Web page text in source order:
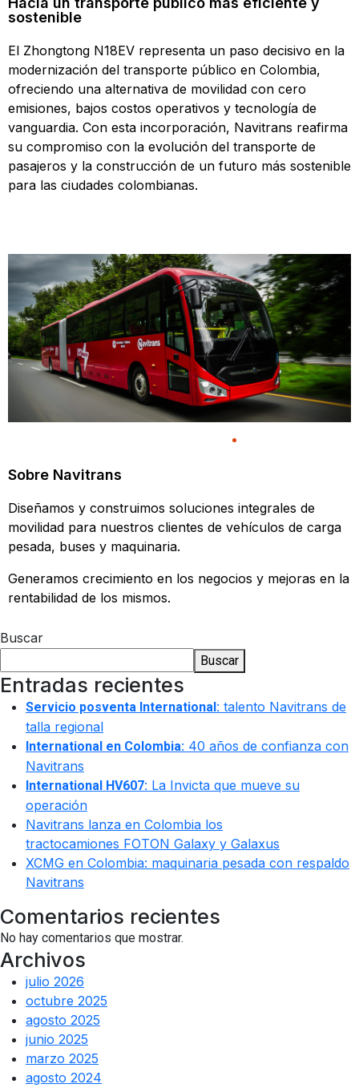
sostenible
El Zhongtong N18EV representa un paso decisivo en la
modernización del transporte público en Colombia,
ofreciendo una alternativa de movilidad con cero
emisiones, bajos costos operativos y tecnología de
vanguardia. Con esta incorporación, Navitrans reafirma
su compromiso con la evolución del transporte de
pasajeros y la construcción de un futuro más sostenible
para las ciudades colombianas.
Sobre Navitrans
Diseñamos y construimos soluciones integrales de
movilidad para nuestros clientes de vehículos de carga
pesada, buses y maquinaria.
Generamos crecimiento en los negocios y mejoras en la
rentabilidad de los mismos.
Buscar
Buscar
Entradas recientes
Servicio posventa International: talento Navitrans de
talla regional
International en Colombia: 40 años de confianza con
Navitrans
International HV607: La Invicta que mueve su
operación
Navitrans lanza en Colombia los
tractocamiones FOTON Galaxy y Galaxus
XCMG en Colombia: maquinaria pesada con respaldo
Navitrans
Comentarios recientes
No hay comentarios que mostrar.
Archivos
julio 2026
octubre 2025
agosto 2025
junio 2025
marzo 2025
agosto 2024